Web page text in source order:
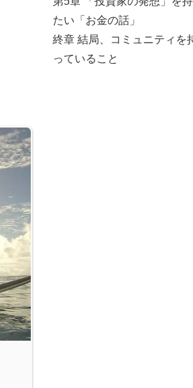
たい「お金の話」
終章 結局、コミュニティ
っていること